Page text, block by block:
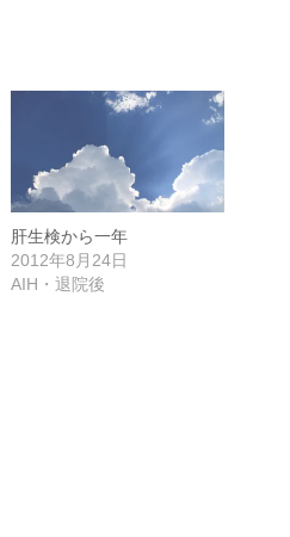
肝生検から一年
2012年8月24日
AIH・退院後